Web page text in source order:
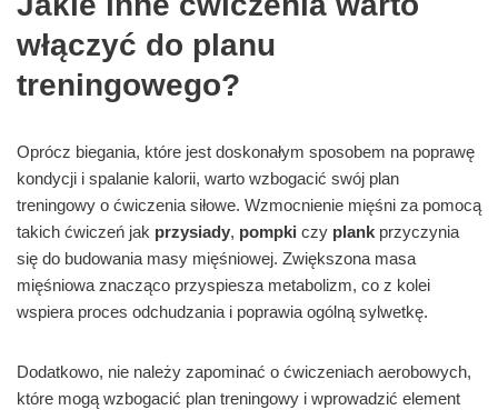
włączyć do planu
treningowego?
Oprócz biegania, które jest doskonałym sposobem na poprawę
kondycji i spalanie kalorii, warto wzbogacić swój plan
treningowy o ćwiczenia siłowe. Wzmocnienie mięśni za pomocą
takich ćwiczeń jak przysiady, pompki czy plank przyczynia
się do budowania masy mięśniowej. Zwiększona masa
mięśniowa znacząco przyspiesza metabolizm, co z kolei
wspiera proces odchudzania i poprawia ogólną sylwetkę.
Dodatkowo, nie należy zapominać o ćwiczeniach aerobowych,
które mogą wzbogacić plan treningowy i wprowadzić element